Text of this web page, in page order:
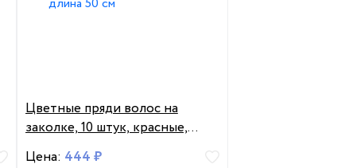
Цветные пряди волос на
заколке, 10 штук, красные,
ширина 3,5 см, длина 50 см
Цена: 444 ₽